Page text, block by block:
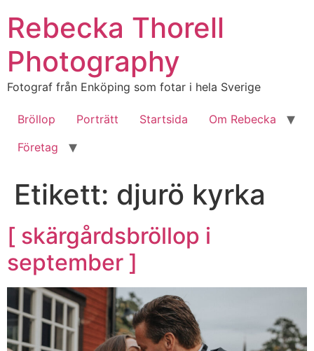
till
innehåll
Rebecka Thorell
Photography
Fotograf från Enköping som fotar i hela Sverige
Bröllop Porträtt Startsida
Om Rebecka
Företag
Etikett: djurö kyrka
[ skärgårdsbröllop i
september ]